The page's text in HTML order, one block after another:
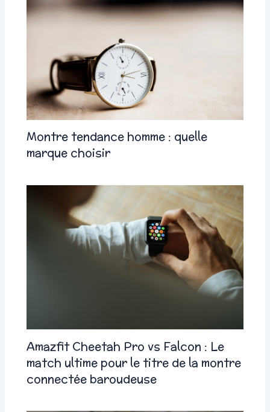
Montre tendance homme : quelle
marque choisir
Amazfit Cheetah Pro vs Falcon : Le
match ultime pour le titre de la montre
connectée baroudeuse